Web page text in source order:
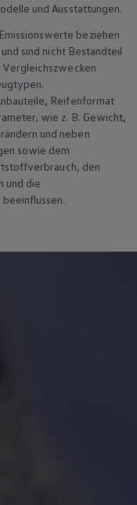
und Ausstattungen.
beziehen
sind nicht Bestandteil
Vergleichszwecken
Reifenformat
wie z. B. Gewicht,
und neben
sowie dem
den
und die